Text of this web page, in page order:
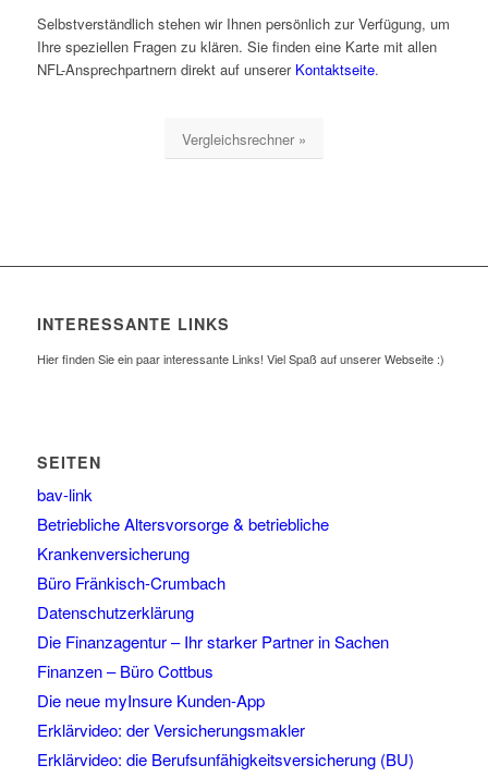
Selbstverständlich stehen wir Ihnen persönlich zur Verfügung, um
Ihre speziellen Fragen zu klären. Sie finden eine Karte mit allen
NFL-Ansprechpartnern direkt auf unserer Kontaktseite.
Vergleichsrechner »
INTERESSANTE LINKS
Hier finden Sie ein paar interessante Links! Viel Spaß auf unserer Webseite :)
SEITEN
bav-link
Betriebliche Altersvorsorge & betriebliche
Krankenversicherung
Büro Fränkisch-Crumbach
Datenschutzerklärung
Die Finanzagentur – Ihr starker Partner in Sachen
Finanzen – Büro Cottbus
Die neue myInsure Kunden-App
Erklärvideo: der Versicherungsmakler
Erklärvideo: die Berufsunfähigkeitsversicherung (BU)